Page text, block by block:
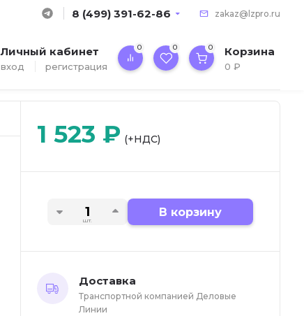
8 (499) 391-62-86 zakaz@lzpro.ru
Личный кабинет
вход регистрация
0 0 0 Корзина
0₽
1 523 ₽ (+НДС)
шт.
В корзину
Доставка
Транспортной компанией Деловые
Линии